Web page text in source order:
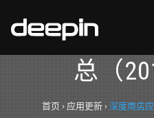
深度商店应
总（
首页› 应用更新› 深度商店